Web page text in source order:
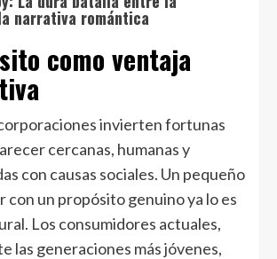
narrativa romántica
como ventaja
invierten fortunas
cercanas, humanas y
con causas sociales. Un pequeño
con un propósito genuino ya lo es
Los consumidores actuales,
las generaciones más jóvenes,